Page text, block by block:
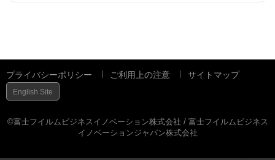
プライバシーポリシー ご利用上の注意 サイトマップ
English Site
©富士フイルムビジネスイノベーション株式会社 / 富士フイルムビジネス
イノベーションジャパン株式会社